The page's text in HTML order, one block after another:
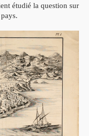
étudié la question sur